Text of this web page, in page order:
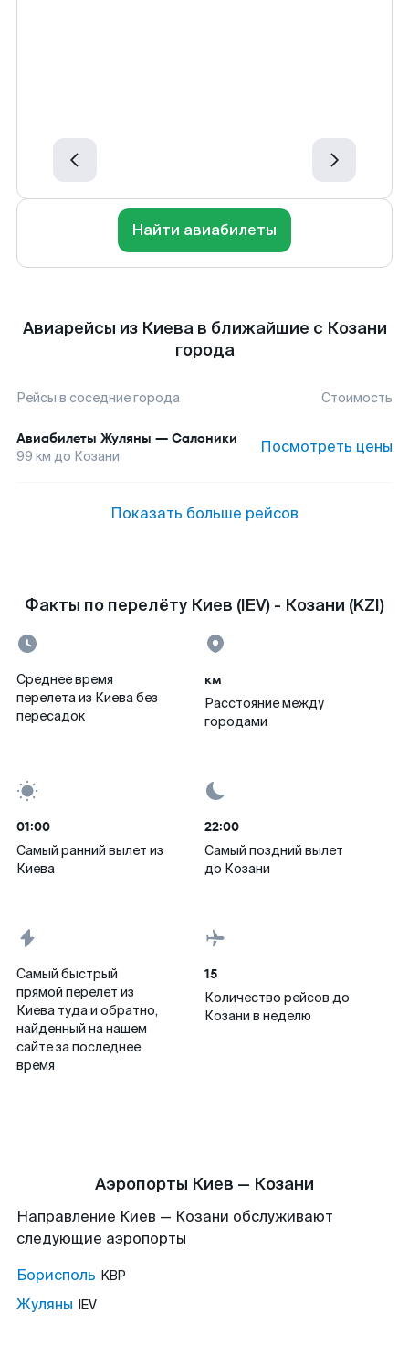
Найти авиабилеты
Авиарейсы из Киева в ближайшие с Козани
города
Рейсы в соседние города Стоимость
Авиабилеты Жуляны — Салоники
99 км до Козани Посмотреть цены
Показать больше рейсов
Факты по перелёту Киев (IEV) - Козани (KZI)
Среднее время
перелета из Киева без
пересадок
км
Расстояние между
городами
01:00
Самый ранний вылет из
Киева
22:00
Самый поздний вылет
до Козани
Самый быстрый
прямой перелет из
Киева туда и обратно,
найденный на нашем
сайте за последнее
время
15
Количество рейсов до
Козани в неделю
Аэропорты Киев — Козани
Направление Киев — Козани обслуживают
следующие аэропорты
Борисполь KBP
Жуляны IEV